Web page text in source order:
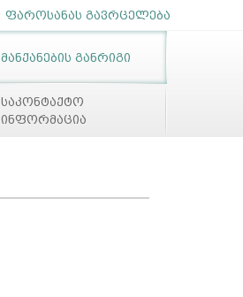
ფაროსანას გავრცელება
მანქანების განრიგი
საკონტაქტო
ინფორმაცია